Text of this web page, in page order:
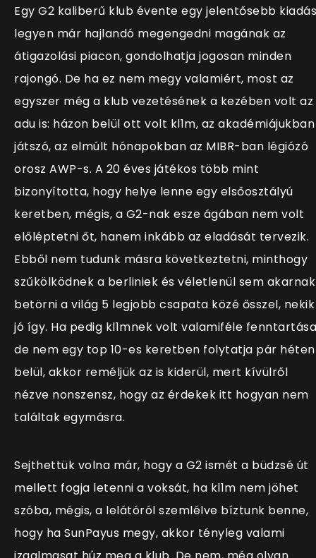
Egy G2 kaliberű klub évente egy jelentősebb
legyen már hajlandó megengedni magának az
átigazolási piacon, gondolhatja jogosan minden
rajongó. De ha ez nem megy valamiért, most az
egyszer még a klub vezetésének a kezében volt az
adu is: házon belül ott volt kl1m, az akadémiájukban
játszó, az elmúlt hónapokban az MIBR-ban légiózó
orosz AWP-s. A 20 éves játékos több mint
bizonyította, hogy helye lenne egy elsőosztályú
keretben, mégis, a G2-nak esze ágában nem volt
előléptetni őt, hanem inkább az eladását tervezik.
Ebből nem tudunk másra következtetni, minthogy
szűkölködnek a berliniek és véletlenül sem akarnak
betörni a világ 5 legjobb csapata közé ősszel, nekik
jó így. Ha pedig kl1mnek volt valamiféle
de nem egy top 10-es keretben folytatja pár héten
belül, akkor reméljük az is kiderül, mert kívülről
nézve nonszensz, hogy az érdekek itt hogyan nem
találtak egymásra.
Sejthettük volna már, hogy a G2 ismét a büdzsé út
mellett fogja letenni a voksát, ha kl1m nem jöhet
szóba, mégis, a lelátóról szemlélve bíztunk benne,
hogy ha SunPayus megy, akkor tényleg valami